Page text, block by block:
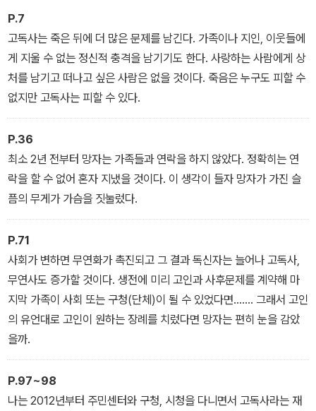
사의 책임이 모두에게 있다고 주장하며 주민센터와 구청, 시청을 다
니면서 고독사라는 재앙을 알리고 다녔다. 고독사 홍보대사를 자처한
저자와 함께 고독사의 현실을 마주해 보자.
P.7
고독사는 죽은 뒤에 더 많은 문제를 남긴다. 가족이나 지인, 이웃들에
게 지울 수 없는 정신적 충격을 남기기도 한다. 사랑하는 사람에게 상
처를 남기고 떠나고 싶은 사람은 없을 것이다. 죽음은 누구도 피할 수
없지만 고독사는 피할 수 있다.
P.36
최소 2년 전부터 망자는 가족들과 연락을 하지 않았다. 정확히는 연
락을 할 수 없어 혼자 지냈을 것이다. 이 생각이 들자 망자가 가진 슬
픔의 무게가 가슴을 짓눌렀다.
P.71
사회가 변하면 무연화가 촉진되고 그 결과 독신자는 늘어나 고독사,
무연사도 증가할 것이다. 생전에 미리 고인과 사후문제를 계약해 마
지막 가족이 사회 또는 구청(단체)이 될 수 있었다면……. 그래서 고인
의 유언대로 고인이 원하는 장례를 치렀다면 망자는 편히 눈을 감았
을까.
P.97~98
나는 2012년부터 주민센터와 구청, 시청을 다니면서 고독사라는 재